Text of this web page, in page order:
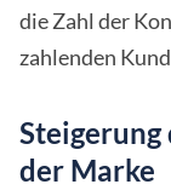
die Zahl der
zahlenden
Steigerung
der Marke